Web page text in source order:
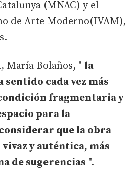
(MNAC) y el
de Arte Moderno(IVAM),
María Bolaños, " la
cada vez más
fragmentaria y
para la
que la obra
vivaz y auténtica, más
de sugerencias ".